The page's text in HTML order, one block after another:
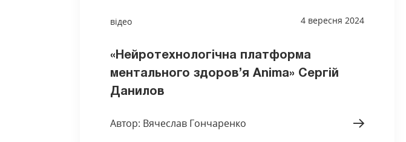
відео 4 вересня 2024
«Нейротехнологічна платформа
ментального здоров’я Anima» Сергій
Данилов
Автор: Вячеслав Гончаренко